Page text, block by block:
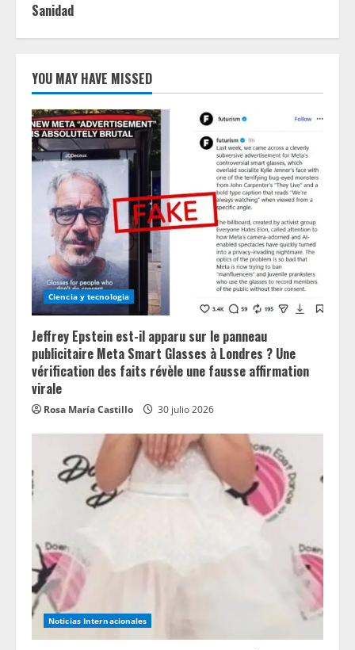
Sanidad
YOU MAY HAVE MISSED
Ciencia y tecnologia
Jeffrey Epstein est-il apparu sur le panneau
publicitaire Meta Smart Glasses à Londres ? Une
vérification des faits révèle une fausse affirmation
virale
Rosa María Castillo 30 julio 2026
Noticias Internacionales